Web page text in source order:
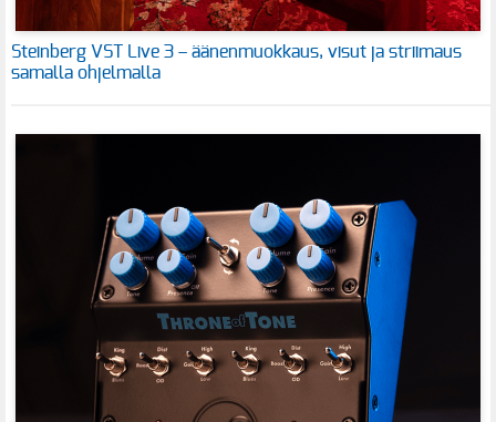
Steinberg VST Live 3 – äänenmuokkaus, visut ja striimaus
samalla ohjelmalla